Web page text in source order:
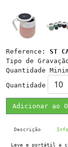
Reference: ST
Tipo de
Quantidade
Quantidade
Adicionar ao
Descrição
Leve e portátil a